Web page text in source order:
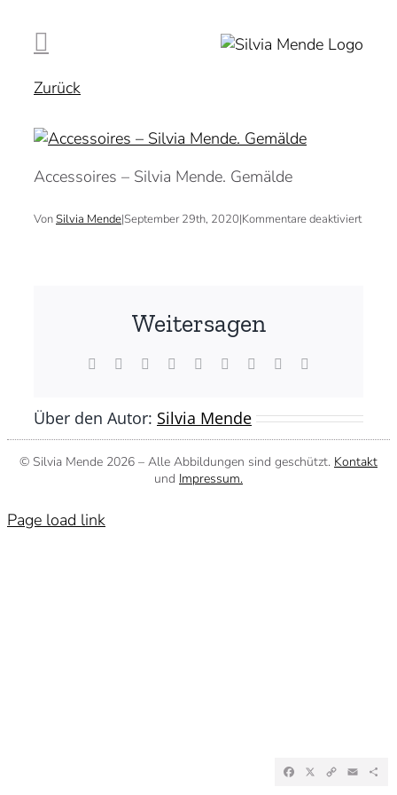
Inhalt
springen
Zurück
Accessoires – Silvia Mende. Gemälde
VonSilvia Mende|September 29th, 2020|Kommentare deaktiviertfür
Weitersagen
Facebook Reddit LinkedInWhatsApp
TumblrPinterest
Über den Autor: Silvia Mende
© Silvia Mende 2026 – Alle Abbildungen sind geschützt. Kontakt
und Impressum.
Page load link
Facebook
X CopyEmail